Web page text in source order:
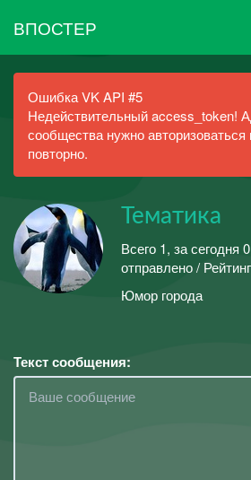
ВПОСТЕР
Ошибка VK API #5
Недействительный access_token!
сообщества нужно авторизоваться
повторно.
Тематика
Всего 1, за сегодня
отправлено /
Юмор города
Текст сообщения: